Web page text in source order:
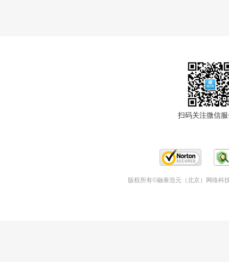
扫码关注微信
版权所有©融泰浩元（北京）网络科